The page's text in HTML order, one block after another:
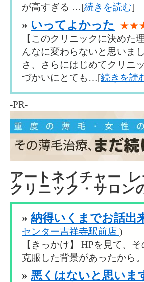
が高すぎる …[続きを読む]
» いってよかった
【このクリニックに決めた
んなに変わらないと思いま
さ、さらにはじめてクリニ
づかいにとても…[続きを読
-PR-
アートネイチャー
クリニック・サロン
» 納得いくまでお話出
センター吉祥寺駅前店 )
【きっかけ】 HPを見て、
克服した背景があったから
» 悪くはないと思いま